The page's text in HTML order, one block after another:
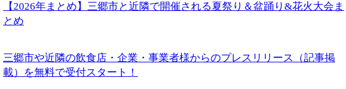
【2026年まとめ】三郷市と近隣で開催される夏祭り＆盆踊り&花火大会ま
とめ
三郷市や近隣の飲食店・企業・事業者様からのプレスリリース（記事掲
載）を無料で受付スタート！